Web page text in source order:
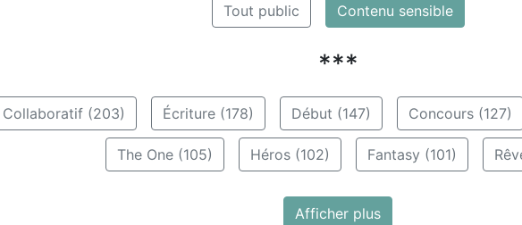
Tout public Contenu sensible
***
Collaboratif (203) Écriture (178) Début (147) Concours (127)
The One (105) Héros (102) Fantasy (101)
Afficher plus